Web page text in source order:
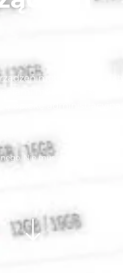
mobilnych
mobilnymi
opiekę administracyjną.
Nie musisz się już